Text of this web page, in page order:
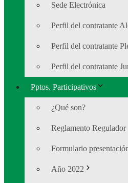
Sede Electrónica
Perfil del contratante
Perfil del contratante
Perfil del contratante
Pptos. Participativos
¿Qué son?
Reglamento Regulador
Formulario
Año 2022